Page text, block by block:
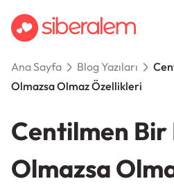
Keşfet
İlişkiler
Destek
Giriş
Ana Sayfa Blog Yazıları
Olmazsa Olmaz Özellikleri
Centilmen Bir
Olmazsa